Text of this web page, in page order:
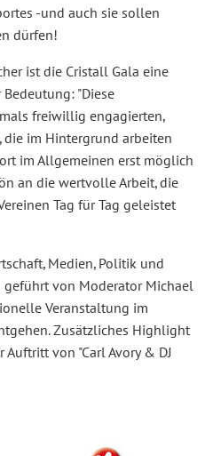
-und auch sie sollen
dürfen!
ist die Cristall Gala eine
"Diese
freiwillig engagierten,
die im Hintergrund arbeiten
im Allgemeinen erst möglich
an die wertvolle Arbeit, die
Tag für Tag geleistet
Medien, Politik und
geführt von Moderator Michael
Veranstaltung im
Zusätzliches Highlight
Auftritt von "Carl Avory & DJ